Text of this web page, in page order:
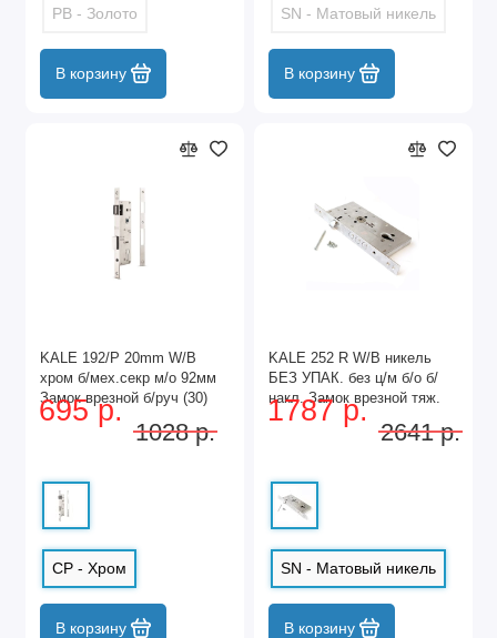
PB - Золото
В корзину
SN - Матовый никель
В корзину
KALE 192/P 20mm W/B
хром б/мех.секр м/о 92мм
Замок врезной б/руч (30)
695 р.
1028 р.
CP - Хром
В корзину
KALE 252 R W/B никель
БЕЗ УПАК. без ц/м б/о б/
накл. Замок врезной тяж.
(16)
1787 р.
2641 р.
SN - Матовый никель
В корзину